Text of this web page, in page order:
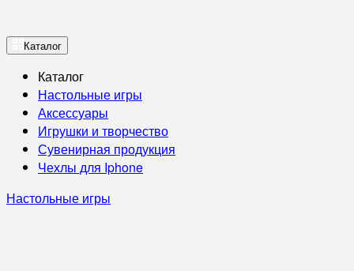
Каталог
Каталог
Настольные игры
Аксессуары
Игрушки и творчество
Сувенирная продукция
Чехлы для Iphone
Настольные игры